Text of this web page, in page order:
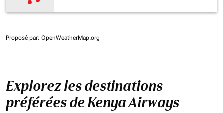
Proposé par: OpenWeatherMap.org
Explorez les destinations
préférées de Kenya Airways